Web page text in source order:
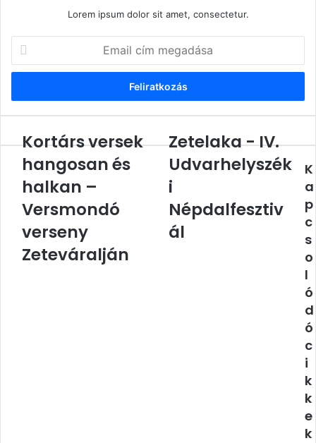
Lorem ipsum dolor sit amet, consectetur.
cím
megadása
Kortárs
hangosan
és
halkan
–
verseny
Zeteváralján
Kortárs versek
hangosan és
halkan –
Versmondó
verseny
Zeteváralján
Zetelaka
IV.
Udvarhelyszéki
Népdalfesztivál
Zetelaka - IV.
Udvarhelyszék
i
Népdalfesztiv
ál
K
a
p
c
s
o
l
ó
d
ó
c
i
k
k
e
k